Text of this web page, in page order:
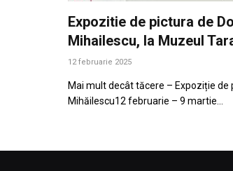
Expozitie de pictura de
Mihailescu, la Muzeul
12 februarie 2025
Mai mult decât tăcere – Expoziție de
Mihăilescu12 februarie – 9 martie…